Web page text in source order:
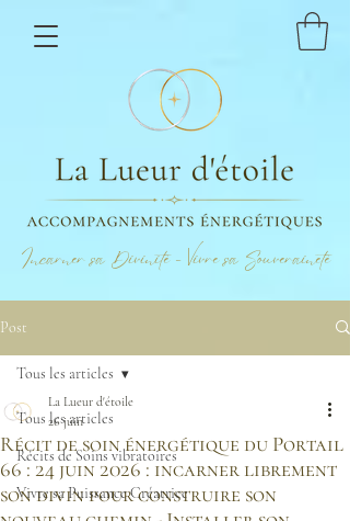
Incarner sa Divinité - Vivre sa Souveraineté
Post
Tous les articles
Récits de Soins vibratoires
Vivre sa Puissance Créatrice
Tous les articles
Récit de soin énergétique du Portail
66 : 24 juin 2026 : incarner librement
son divin pour construire son
La Lueur d'étoile
26 juin